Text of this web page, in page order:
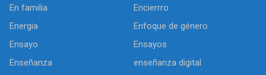
En familia
Encierrro
Energia
Enfoque de género
Ensayo
Ensayos
Enseñanza
enseñanza digital